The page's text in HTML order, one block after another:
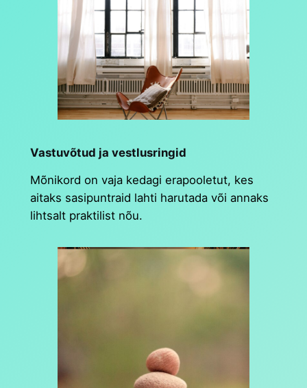
Vastuvõtud ja vestlusringid
Mõnikord on vaja kedagi erapooletut, kes
aitaks sasipuntraid lahti harutada või annaks
lihtsalt praktilist nõu.